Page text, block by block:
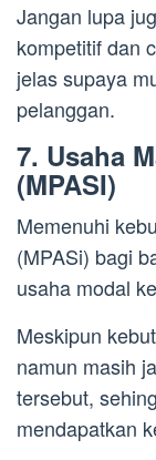
Jangan lupa
kompetitif dan
jelas supaya
pelanggan.
7. Usaha
(MPASI)
Memenuhi
(MPASi) bagi
usaha modal
Meskipun
namun masih
tersebut,
mendapatkan